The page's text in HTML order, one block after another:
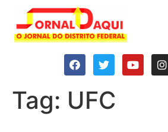
Tag: UFC